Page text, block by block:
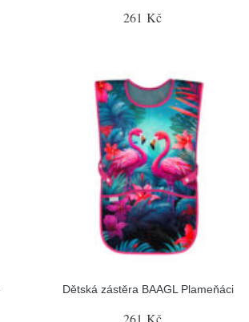
261 Kč
Dětská zástěra BAAGL Plameňáci
261 Kč